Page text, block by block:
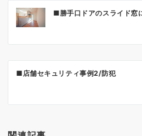
ン
■勝手口ドアのスライド窓
■店舗セキュリティ事例2/防犯